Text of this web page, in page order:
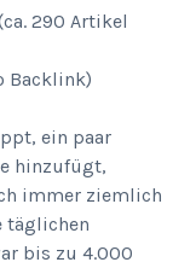
290 Artikel
Backlink)
ein paar
hinzufügt,
immer ziemlich
täglichen
bis zu 4.000